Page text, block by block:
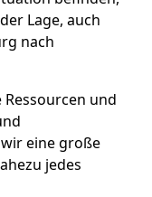
Lage, auch
nach
und
eine große
jedes